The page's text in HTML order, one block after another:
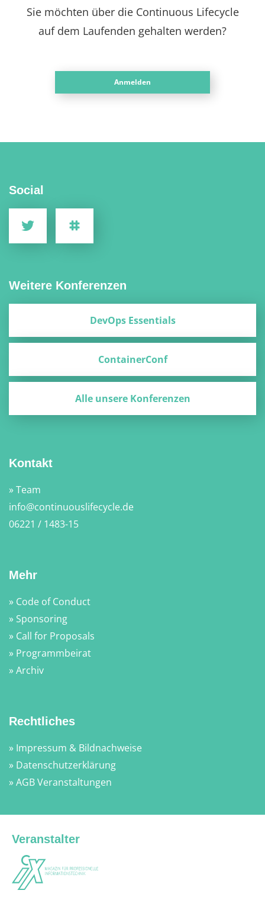
Sie möchten über die Continuous Lifecycle
auf dem Laufenden gehalten werden?
Anmelden
Social
Weitere Konferenzen
DevOps Essentials
ContainerConf
Alle unsere Konferenzen
Kontakt
» Team
info@continuouslifecycle.de
06221 / 1483-15
Mehr
» Code of Conduct
» Sponsoring
» Call for Proposals
» Programmbeirat
» Archiv
Rechtliches
» Impressum & Bildnachweise
» Datenschutzerklärung
» AGB Veranstaltungen
Veranstalter